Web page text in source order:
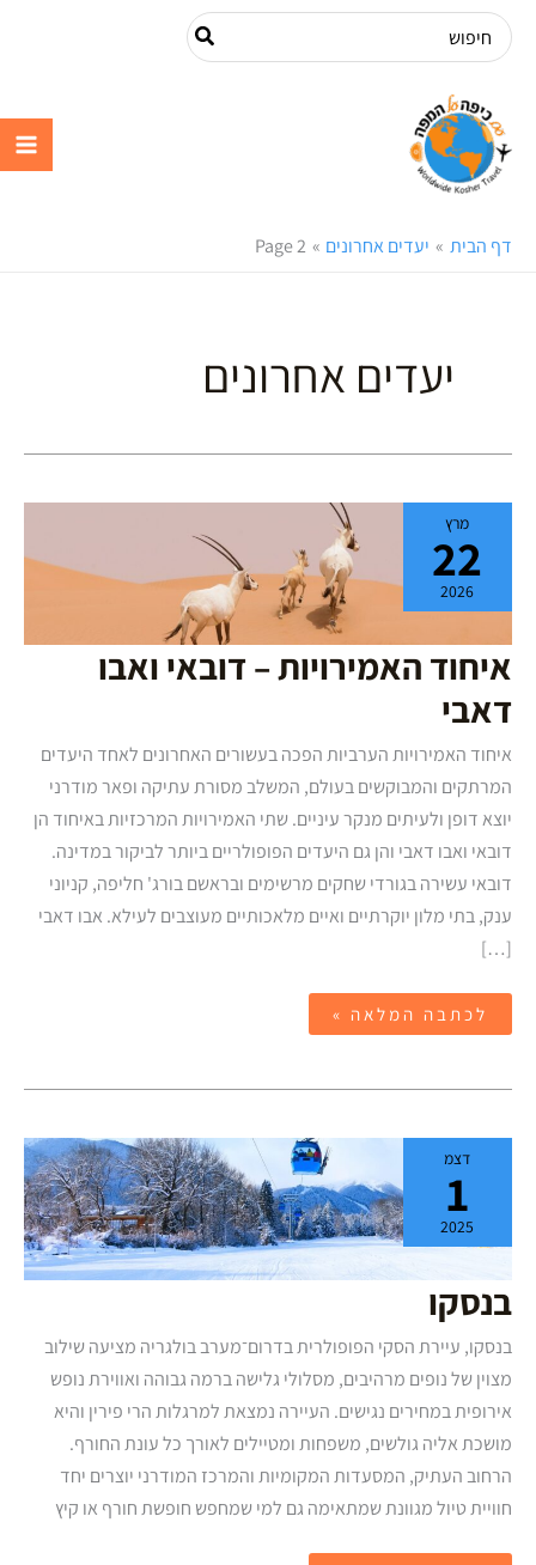
דילוג
לתוכן
Search
for:
דף הבית יעדים אחרונים Page 2
יעדים אחרונים
מרץ
22
2026
איחוד האמירויות – דובאי ואבו
דאבי
איחוד האמירויות הערביות הפכה בעשורים האחרונים לאחד היעדים
המרתקים והמבוקשים בעולם, המשלב מסורת עתיקה ופאר מודרני
יוצא דופן ולעיתים מנקר עיניים. שתי האמירויות המרכזיות באיחוד הן
דובאי ואבו דאבי והן גם היעדים הפופולריים ביותר לביקור במדינה.
דובאי עשירה בגורדי שחקים מרשימים ובראשם בורג' חליפה, קניוני
ענק, בתי מלון יוקרתיים ואיים מלאכותיים מעוצבים לעילא. אבו דאבי
[…]
איחוד
האמירויות
–
דובאי
ואבו
דאבי
לכתבה המלאה »
דצמ
1
2025
בנסקו
בנסקו, עיירת הסקי הפופולרית בדרום־מערב בולגריה מציעה שילוב
מצוין של נופים מרהיבים, מסלולי גלישה ברמה גבוהה ואווירת נופש
אירופית במחירים נגישים. העיירה נמצאת למרגלות הרי פירין והיא
מושכת אליה גולשים, משפחות ומטיילים לאורך כל עונת החורף.
הרחוב העתיק, המסעדות המקומיות והמרכז המודרני יוצרים יחד
חוויית טיול מגוונת שמתאימה גם למי שמחפש חופשת חורף או קיץ
בנסקו